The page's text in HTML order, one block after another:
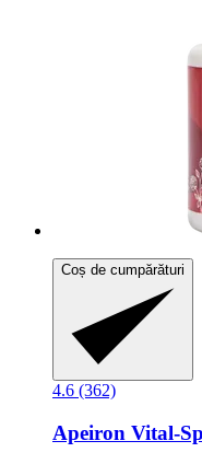
Coș de cumpărături
4.6 (362)
Apeiron Vital-​